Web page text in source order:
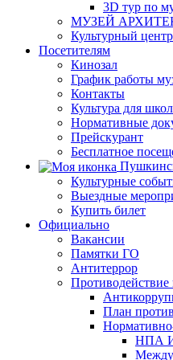
3D тур по
МУЗЕЙ
Культурный
Посетителям
Кинозал
График работы
Контакты
Культура для
Нормативные
Прейскурант
Бесплатное
Культурные
Выездные
Купить билет
Официально
Вакансии
Памятки ГО
Антитеррор
Противодействие
План
НПА